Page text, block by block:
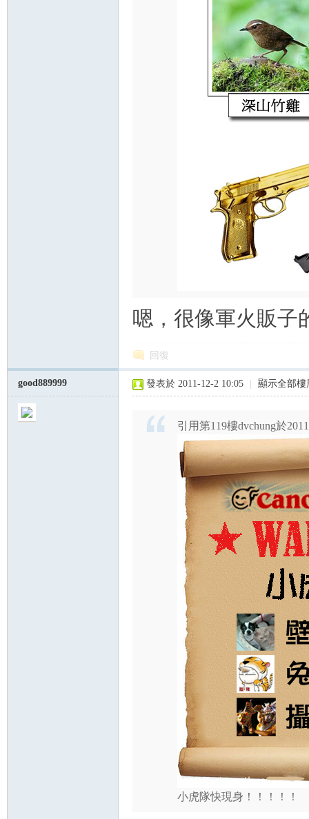
嗯，很像軍火販子
回復
good889999 發表於 2011-12-2 10:05 顯示全部樓
引用第119樓dvchung於
小虎隊快現身！！！！！